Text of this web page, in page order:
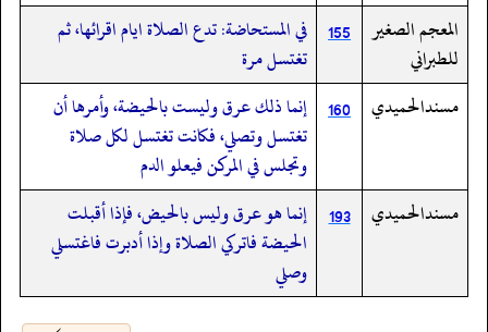
المعجم الصغير
للطبراني
155 في المستحاضة: تدع الصلاة ايام اقرائها، ثم
تغتسل مرة
مسندالحميدي 160 إنما ذلك عرق وليست بالحيضة، وأمرها أن
تغتسل وتصلي، فكانت تغتسل لكل صلاة
وتجلس في المركن فيعلو الدم
مسندالحميدي
193
إنما هو عرق وليس بالحيض، فإذا أقبلت
الحيضة فاتركي الصلاة وإذا أدبرت فاغتسلي
وصلي